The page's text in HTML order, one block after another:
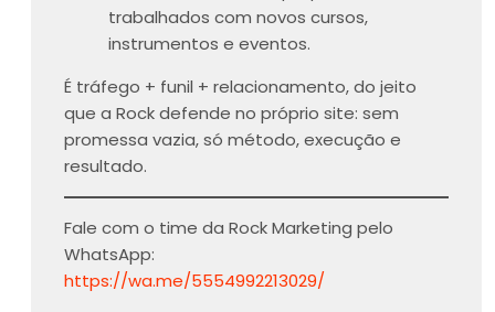
trabalhados com novos cursos,
instrumentos e eventos.
É tráfego + funil + relacionamento, do jeito
que a Rock defende no próprio site: sem
promessa vazia, só método, execução e
resultado.
Fale com o time da Rock Marketing pelo
WhatsApp:
https://wa.me/5554992213029/